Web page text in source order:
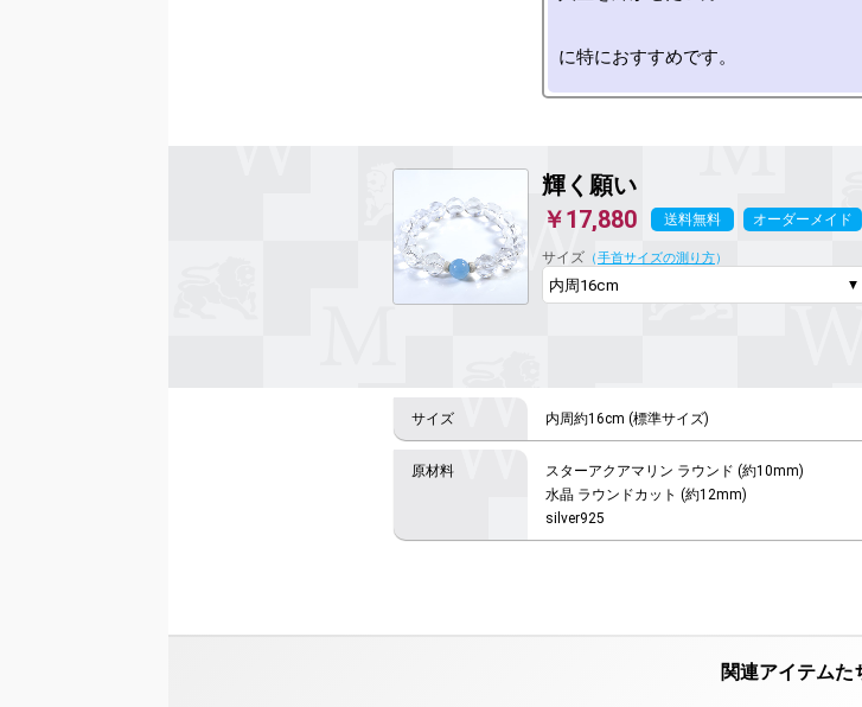
輝く願い
￥17,880
送料無料 オーダーメイド
サイズ （手首サイズの測り方）
内周約16cm (標準サイズ)
スターアクアマリン ラウンド (約10mm)
水晶 ラウンドカット (約12mm)
silver925